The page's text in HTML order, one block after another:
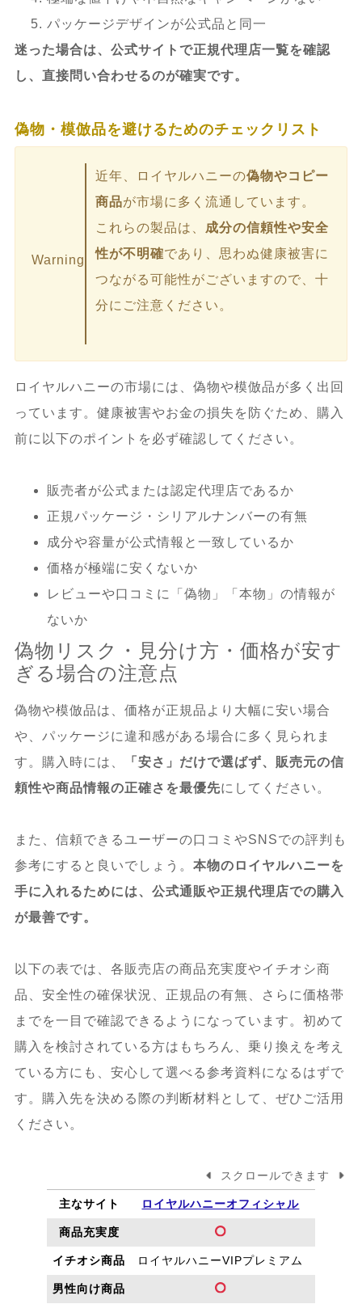
パッケージデザインが公式品と同一
迷った場合は、公式サイトで正規代理店一覧を確認
し、直接問い合わせるのが確実です。
偽物・模倣品を避けるためのチェックリスト
Warning
近年、ロイヤルハニーの偽物やコピー
商品が市場に多く流通しています。
これらの製品は、 成分の信頼性や安全
性が不明確であり、思わぬ健康被害に
つながる可能性がございますので、十
分にご注意ください。
ロイヤルハニーの市場には、偽物や模倣品が多く出回
っています。健康被害やお金の損失を防ぐため、購入
前に以下のポイントを必ず確認してください。
販売者が公式または認定代理店であるか
正規パッケージ・シリアルナンバーの有無
成分や容量が公式情報と一致しているか
価格が極端に安くないか
レビューや口コミに「偽物」「本物」の情報が
ないか
偽物リスク・見分け方・価格が安す
ぎる場合の注意点
偽物や模倣品は、価格が正規品より大幅に安い場合
や、パッケージに違和感がある場合に多く見られま
す。購入時には、
「安さ」だけで選ばず、販売元の信
頼性や商品情報の正確さを最優先にしてください。
また、信頼できるユーザーの口コミやSNSでの評判も
参考にすると良いでしょう。 本物のロイヤルハニーを
手に入れるためには、公式通販や正規代理店での購入
が最善です。
以下の表では、各販売店の商品充実度やイチオシ商
品、安全性の確保状況、正規品の有無、さらに価格帯
までを一目で確認できるようになっています。初めて
購入を検討されている方はもちろん、乗り換えを考え
ている方にも、安心して選べる参考資料になるはずで
す。購入先を決める際の判断材料として、ぜひご活用
ください。
スクロールできます
主なサイト ロイヤルハニーオフィシャル
商品充実度
イチオシ商品 ロイヤルハニーVIPプレミアム
男性向け商品